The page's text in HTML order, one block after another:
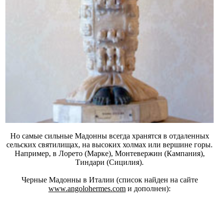
Но самые сильные Мадонны всегда хранятся в отдаленных
сельских святилищах, на высоких холмах или вершине горы.
Например, в Лорето (Марке), Монтевержин (Кампания),
Тиндари (Сицилия).
Черные Мадонны в Италии (список найден на сайте
www.angolohermes.com и дополнен):